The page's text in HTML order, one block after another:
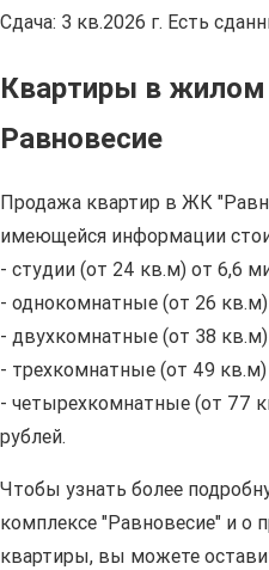
Сдача: 3 кв.2026 г. Есть
Квартиры в
Равновесие
Продажа квартир в ЖК
имеющейся информации
- студии (от 24 кв.м) от 6,6
- однокомнатные (от 26
- двухкомнатные (от 38
- трехкомнатные (от 49
- четырехкомнатные (от 77
рублей.
Чтобы узнать более
комплексе "Равновесие" и о
квартиры, вы можете